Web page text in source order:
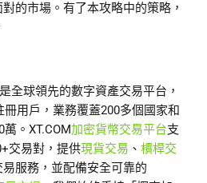
的市場。有了本攻略中的策略，
全球領先的數字資產交易平台，
冊用戶，業務覆蓋200多個國家和
。XT.COM加密貨幣交易平台支
交易對，提供現貨交易 、 槓桿交
服務，並配備安全可靠的